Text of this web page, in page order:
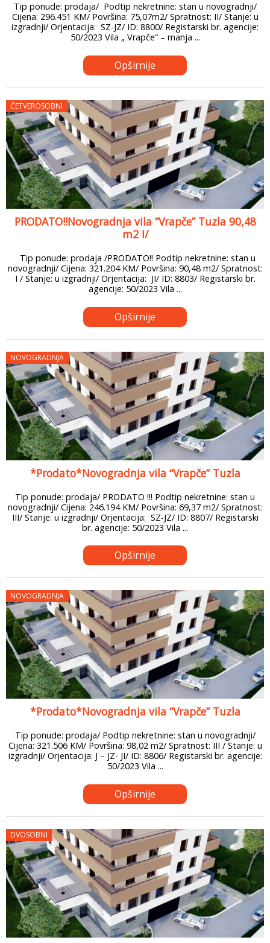
Tip ponude: prodaja/ Podtip nekretnine: stan u novogradnji/
Cijena: 296.451 KM/ Površina: 75,07m2/ Spratnost: II/ Stanje: u
izgradnji/ Orjentacija: SZ-JZ/ ID: 8800/ Registarski br. agencije:
50/2023 Vila „ Vrapče“ – manja ...
Opširnije
ČETVEROSOBNI
PRODATO!!Novogradnja vila “Vrapče” Tuzla 90,48
m2 I/
Tip ponude: prodaja /PRODATO!! Podtip nekretnine: stan u
novogradnji/ Cijena: 321.204 KM/ Površina: 90,48 m2/ Spratnost:
I / Stanje: u izgradnji/ Orjentacija: JI/ ID: 8803/ Registarski br.
agencije: 50/2023 Vila ...
Opširnije
NOVOGRADNJA
*Prodato*Novogradnja vila “Vrapče” Tuzla
Tip ponude: prodaja/ PRODATO !!! Podtip nekretnine: stan u
novogradnji/ Cijena: 246.194 KM/ Površina: 69,37 m2/ Spratnost:
III/ Stanje: u izgradnji/ Orjentacija: SZ-JZ/ ID: 8807/ Registarski
br. agencije: 50/2023 Vila ...
Opširnije
NOVOGRADNJA
*Prodato*Novogradnja vila “Vrapče” Tuzla
Tip ponude: prodaja/ Podtip nekretnine: stan u novogradnji/
Cijena: 321.506 KM/ Površina: 98,02 m2/ Spratnost: III / Stanje: u
izgradnji/ Orjentacija: J – JZ- JI/ ID: 8806/ Registarski br. agencije:
50/2023 Vila ...
Opširnije
DVOSOBNI